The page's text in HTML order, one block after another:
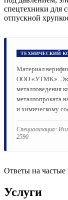
спецтехники для
отпускной
ТЕХНИЧЕСКИЙ
Материал
ООО «УТМК».
металловедения
металлопроката
и химическому
Специализация:
2590
Ответы на частые
Услуги